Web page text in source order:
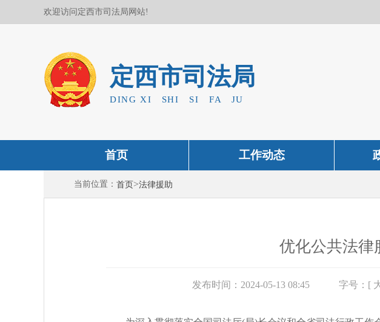
欢迎访问定西市司法局网站!
定西市司法局
DING XI SHI SI FA JU
首页 工作动态
当前位置： 首页>法律援助
优化公共法律
发布时间：2024-05-13 08:45 字号：[